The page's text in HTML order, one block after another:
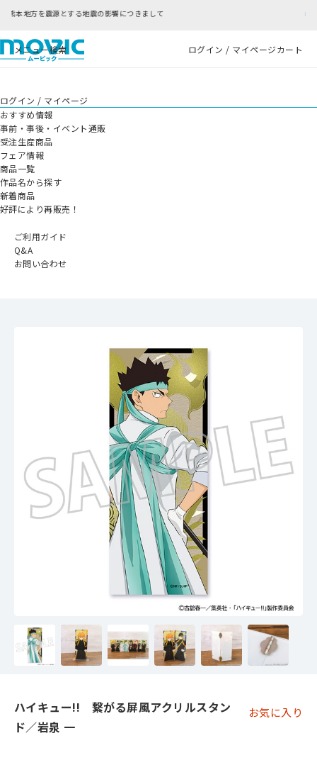
まして
メニュー検索 ログイン / マイページカート
ログイン / マイページ
おすすめ情報
事前・事後・イベント通販
受注生産商品
フェア情報
商品一覧
作品名から探す
新着商品
好評により再販売！
ご利用ガイド
Q&A
お問い合わせ
ハイキュー!! 繋がる屏風アクリルスタン
ド／岩泉 一
お気に入り